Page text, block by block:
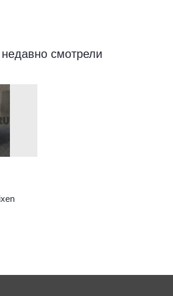
смотрели